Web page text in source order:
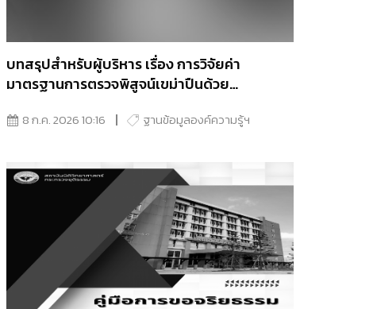
บทสรุปสําหรับผู้บริหาร เรื่อง การวิจัยค่า
มาตรฐานการตรวจพิสูจน์เขม่าปืนด้วย
8 ก.ค. 2026 10:16 ฐานข้อมูลองค์ความรู้ฯ